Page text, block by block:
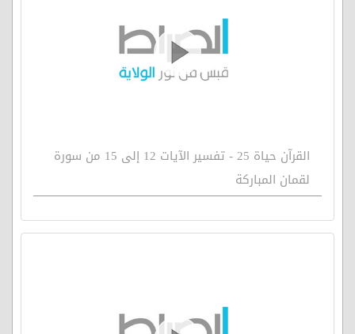
القرآن حياة 25 - تفسير الآيات 12 إلى 15 من سورة
لقمان المباركة